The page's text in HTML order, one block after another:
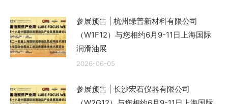
参展预告 | 杭州绿普新材料有限公司
（W1F12）与您相约6月9-11日上海国际
润滑油展
2026-06-05
参展预告 | 长沙宏石仪器有限公司